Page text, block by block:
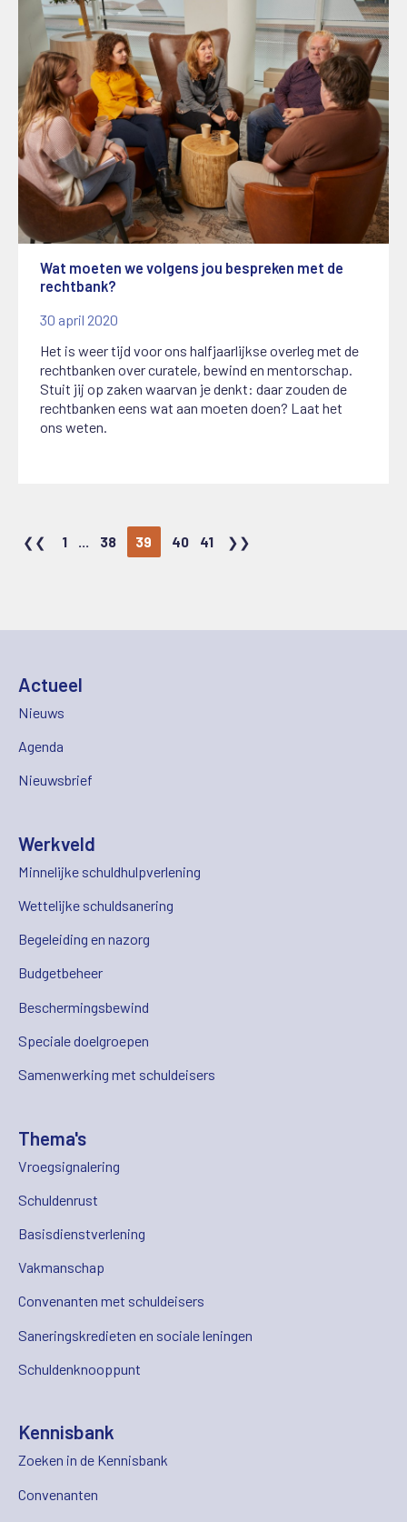
Wat moeten we volgens jou bespreken met de
rechtbank?
30 april 2020
Het is weer tijd voor ons halfjaarlijkse overleg met de
rechtbanken over curatele, bewind en mentorschap.
Stuit jij op zaken waarvan je denkt: daar zouden de
rechtbanken eens wat aan moeten doen? Laat het
ons weten.
1 ... 38 39 40 41
Actueel
Nieuws
Agenda
Nieuwsbrief
Werkveld
Minnelijke schuldhulpverlening
Wettelijke schuldsanering
Begeleiding en nazorg
Budgetbeheer
Beschermingsbewind
Speciale doelgroepen
Samenwerking met schuldeisers
Thema's
Vroegsignalering
Schuldenrust
Basisdienstverlening
Vakmanschap
Convenanten met schuldeisers
Saneringskredieten en sociale leningen
Schuldenknooppunt
Kennisbank
Zoeken in de Kennisbank
Convenanten